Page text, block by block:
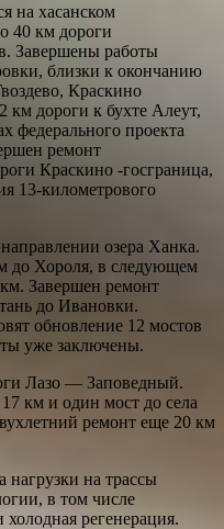
на хасанском
40 км дороги
Завершены работы
близки к окончанию
Краскино
км дороги к бухте Алеут,
федерального проекта
ремонт
Краскино -госграница,
13-километрового
озера Ханка.
до Хороля, в следующем
Завершен ремонт
до Ивановки.
обновление 12 мостов
уже заключены.
Лазо — Заповедный.
км и один мост до села
ремонт еще 20 км
нагрузки на трассы
в том числе
регенерация.